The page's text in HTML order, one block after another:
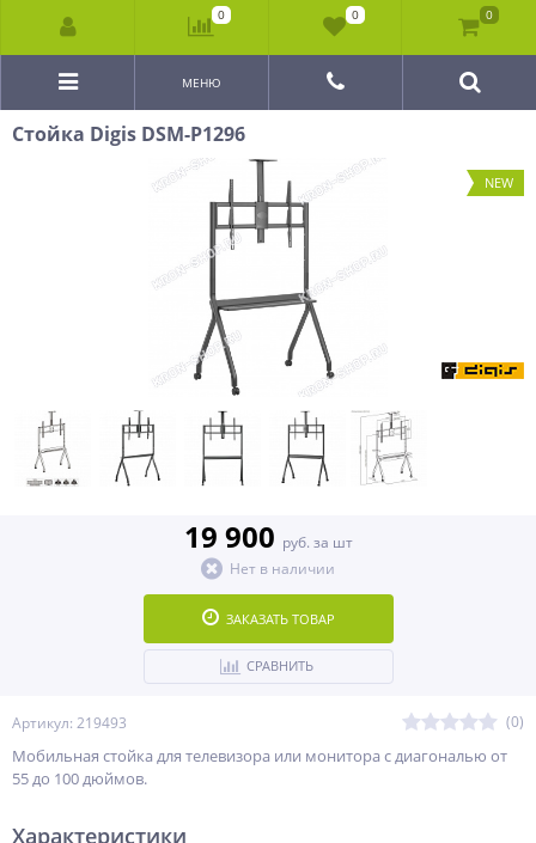
МЕНЮ
Стойка Digis DSM-P1296
NEW
Артикул: 219493 (0)
Мобильная стойка для телевизора или монитора с диагональю от
55 до 100 дюймов.
19 900 руб. за шт
Нет в наличии
ЗАКАЗАТЬ ТОВАР
СРАВНИТЬ
Характеристики
0 0 0